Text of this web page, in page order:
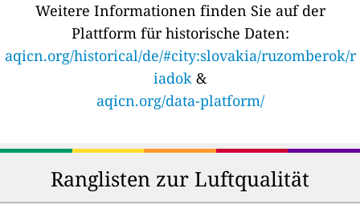
Weitere Informationen finden Sie auf der
Plattform für historische Daten:
aqicn.org/historical/de/#city:slovakia/ruzomberok/r
iadok &
aqicn.org/data-platform/
Ranglisten zur Luftqualität